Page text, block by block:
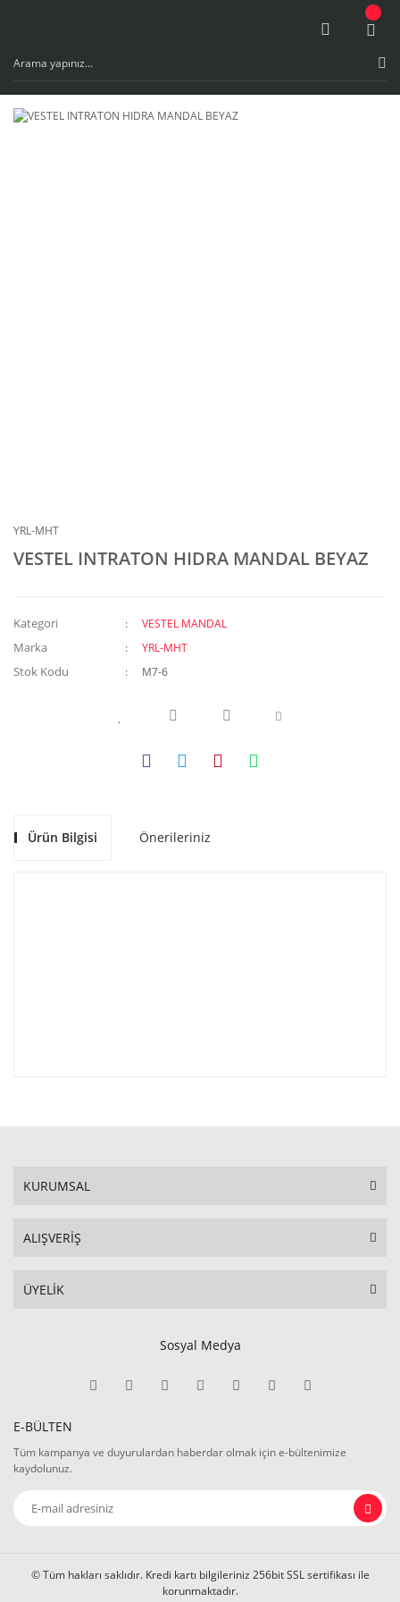
YRL-MHT
VESTEL INTRATON HIDRA MANDAL BEYAZ
Kategori VESTEL MANDAL
Marka YRL-MHT
Stok Kodu M7-6
Ürün Bilgisi Önerileriniz
KURUMSAL
ALIŞVERİŞ
ÜYELİK
Sosyal Medya
E-BÜLTEN
Tüm kampanya ve duyurulardan haberdar olmak için e-bültenimize
kaydolunuz.
© Tüm hakları saklıdır. Kredi kartı bilgileriniz 256bit SSL sertifikası ile
korunmaktadır.